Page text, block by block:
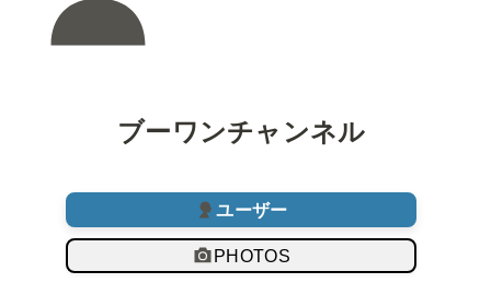
ブーワンチャンネル
ユーザー
PHOTOS